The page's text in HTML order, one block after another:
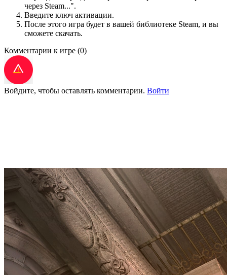
через Steam...".
Введите ключ активации.
После этого игра будет в вашей библиотеке Steam, и вы
сможете скачать.
Комментарии к игре (0)
Войдите, чтобы оставлять комментарии. Войти